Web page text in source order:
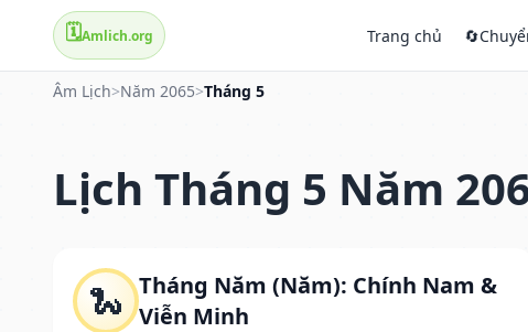
🗓️Amlich.org Trang chủ 🔄
Âm Lịch>Năm 2065>Tháng 5
Lịch Tháng 5 Năm
🐍 Tháng Năm (Năm): Chính Nam &
Viễn Minh